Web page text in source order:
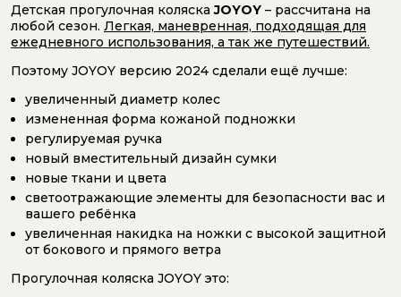
Детская прогулочная коляскаJOYOY – рассчитана на
любой сезон. Легкая, маневренная, подходящая для
ежедневного использования, а так же путешествий.
Поэтому JOYOY версию 2024 сделали ещё лучше:
увеличенный диаметр колес
измененная форма кожаной подножки
регулируемая ручка
новый вместительный дизайн сумки
новые ткани и цвета
светоотражающие элементы для безопасности вас и
вашего ребёнка
увеличенная накидка на ножки с высокой защитной
от бокового и прямого ветра
Прогулочная коляска JOYOY это: